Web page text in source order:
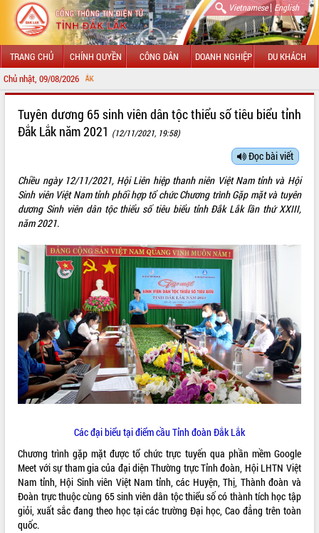
Vietnamese| English
TRANG CHỦ CHÍNH QUYỀN CÔNG DÂN DOANH NGHIỆP DU KHÁCH
Chủ nhật, 09/08/2026
LÃNH ĐẠO UBND TỈNH
SỞ, BAN, NGÀNH
UBND CÁC XÃ, PHƯỜNG
THÔNG TIN CHỈ ĐẠO ĐIỀU HÀNH
HỆ THỐNG VĂN BẢN
VĂN BẢN HĐND TỈNH
ĐIỂM TIN VĂN BẢN
QUY HOẠCH - KẾ HOẠCH
Tuyên dương 65 sinh viên dân tộc thiểu số tiêu biểu tỉnh
Đắk Lắk năm 2021 (12/11/2021, 19:58)
Đọc bài viết
Chiều ngày 12/11/2021, Hội Liên hiệp thanh niên Việt Nam tỉnh và Hội
Sinh viên Việt Nam tỉnh phối hợp tổ chức Chương trình Gặp mặt và tuyên
dương Sinh viên dân tộc thiểu số tiêu biểu tỉnh Đắk Lắk lần thứ XXIII,
năm 2021.
Các đại biểu tại điểm cầu Tỉnh đoàn Đắk Lắk
Chương trình gặp mặt được tổ chức trực tuyến qua phần mềm Google
Meet với sự tham gia của đại diện Thường trực Tỉnh đoàn, Hội LHTN Việt
Nam tỉnh, Hội Sinh viên Việt Nam tỉnh, các Huyện, Thị, Thành đoàn và
Đoàn trực thuộc cùng 65 sinh viên dân tộc thiểu số có thành tích học tập
giỏi, xuất sắc đang theo học tại các trường Đại học, Cao đẳng trên toàn
quốc.